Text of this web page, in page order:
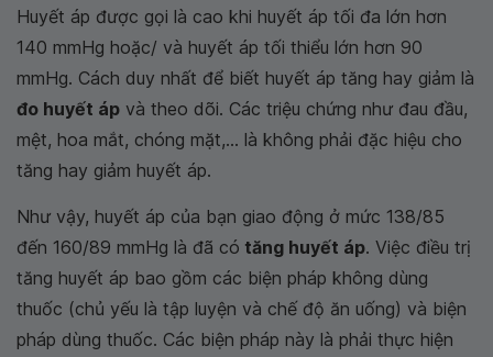
Huyết áp được gọi là cao khi huyết áp tối đa lớn hơn
140 mmHg hoặc/ và huyết áp tối thiểu lớn hơn 90
mmHg. Cách duy nhất để biết huyết áp tăng hay giảm là
đo huyết áp và theo dõi. Các triệu chứng như đau đầu,
mệt, hoa mắt, chóng mặt,... là không phải đặc hiệu cho
tăng hay giảm huyết áp.
Như vậy, huyết áp của bạn giao động ở mức 138/85
đến 160/89 mmHg là đã có tăng huyết áp. Việc điều trị
tăng huyết áp bao gồm các biện pháp không dùng
thuốc (chủ yếu là tập luyện và chế độ ăn uống) và biện
pháp dùng thuốc. Các biện pháp này là phải thực hiện